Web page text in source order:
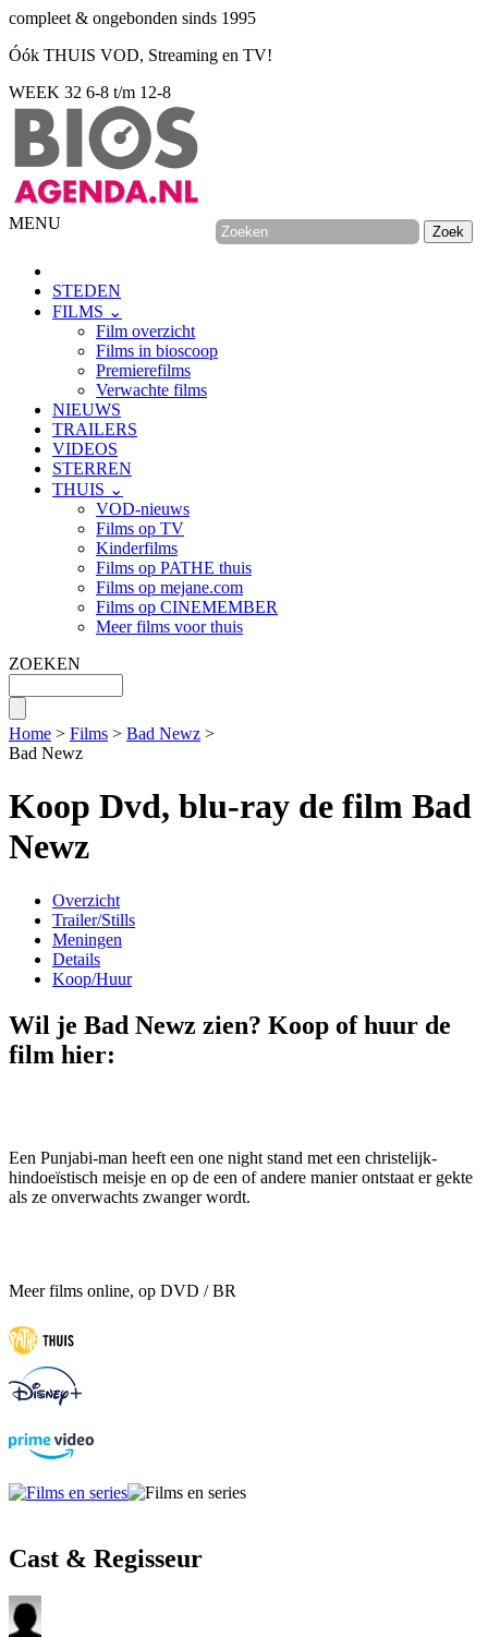
compleet & ongebonden sinds 1995
Óók THUIS VOD, Streaming en TV!
WEEK 32 6-8 t/m 12-8
MENU
STEDEN
FILMS ⌄
Film overzicht
Films in bioscoop
Premierefilms
Verwachte films
NIEUWS
TRAILERS
VIDEOS
STERREN
THUIS ⌄
VOD-nieuws
Films op TV
Kinderfilms
Films op PATHE thuis
Films op mejane.com
Films op CINEMEMBER
Meer films voor thuis
ZOEKEN
Home > Films > Bad Newz >
Bad Newz
Koop Dvd, blu-ray de film Bad
Newz
Overzicht
Trailer/Stills
Meningen
Details
Koop/Huur
Wil je Bad Newz zien? Koop of huur de
film hier:
Een Punjabi-man heeft een one night stand met een christelijk-
hindoeïstisch meisje en op de een of andere manier ontstaat er gekte
als ze onverwachts zwanger wordt.
Meer films online, op DVD / BR
Cast & Regisseur